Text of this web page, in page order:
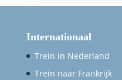
Internationaal
Trein in Nederland
Trein naar Frankrijk